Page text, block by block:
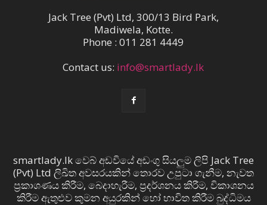
Jack Tree (Pvt) Ltd, 300/13 Bird Park,
Madiwela, Kotte.
Phone : 011 281 4449
Contact us: info@smartlady.lk
smartlady.lk වෙබ් අඩවියේ අඩංගු සියලුම ලිපි Jack Tree
(Pvt) Ltd ලිඛිත අවසරයකින් තොරව උපුටා ගැනීම, නැවත
ප්‍රකාශණය කිරීම, බෙදාහැරීම, ප්‍රදර්ශනය කිරීම, විකාශනය
කිරීම ඇතුළුව කුමන අයුරකින් හෝ භාවිත කිරීම බුද්ධිමය